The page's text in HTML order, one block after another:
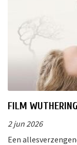
FILM
2 jun 2026
Een